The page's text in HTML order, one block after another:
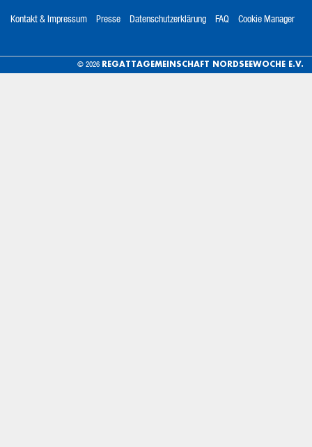
Kontakt & Impressum Presse Datenschutzerklärung FAQ Cookie Manager
© 2026 REGATTAGEMEINSCHAFT NORDSEEWOCHE E.V.